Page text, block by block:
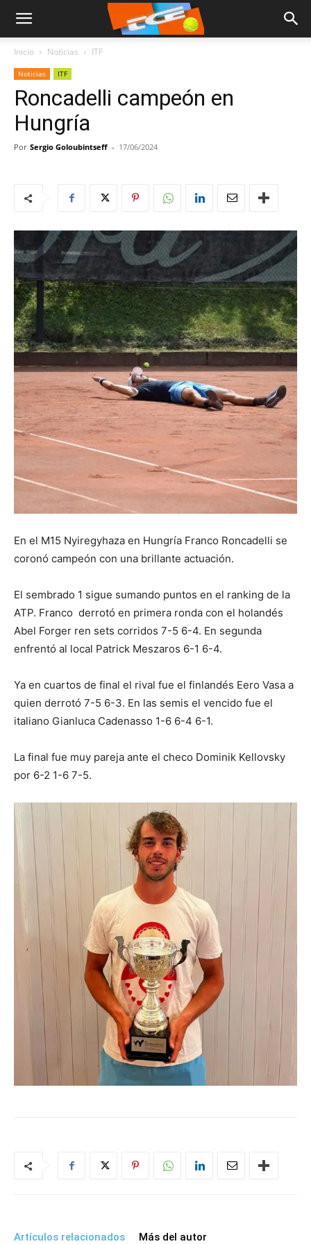
Inicio Noticias ITF
Noticias ITF
Roncadelli campeón en
Hungría
Por Sergio Goloubintseff - 17/06/2024
En el M15 Nyiregyhaza en Hungría Franco Roncadelli se
coronó campeón con una brillante actuación.
El sembrado 1 sigue sumando puntos en el ranking de la
ATP. Franco derrotó en primera ronda con el holandés
Abel Forger ren sets corridos 7-5 6-4. En segunda
enfrentó al local Patrick Meszaros 6-1 6-4.
Ya en cuartos de final el rival fue el finlandés Eero Vasa a
quien derrotó 7-5 6-3. En las semis el vencido fue el
italiano Gianluca Cadenasso 1-6 6-4 6-1.
La final fue muy pareja ante el checo Dominik Kellovsky
por 6-2 1-6 7-5.
Artículos relacionados Más del autor